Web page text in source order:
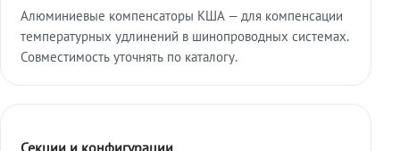
Алюминиевые компенсаторы КША — для компенсации
температурных удлинений в шинопроводных системах.
Совместимость уточнять по каталогу.